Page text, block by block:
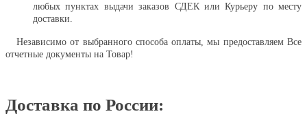
любых пунктах выдачи заказов СДЕК или Курьеру по месту
доставки.
Независимо от выбранного способа оплаты, мы предоставляем Все
отчетные документы на Товар!
Доставка по России: